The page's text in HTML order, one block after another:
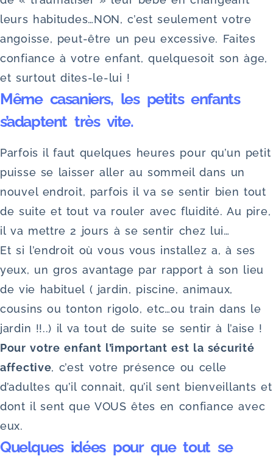
leurs habitudes…NON, c’est seulement votre
angoisse, peut-être un peu excessive. Faites
confiance à votre enfant, quelquesoit son àge,
et surtout dites-le-lui !
Même casaniers, les petits enfants
s’adaptent très vite.
Parfois il faut quelques heures pour qu’un petit
puisse se laisser aller au sommeil dans un
nouvel endroit, parfois il va se sentir bien tout
de suite et tout va rouler avec fluidité. Au pire,
il va mettre 2 jours à se sentir chez lui…
Et si l’endroit où vous vous installez a, à ses
yeux, un gros avantage par rapport à son lieu
de vie habituel ( jardin, piscine, animaux,
cousins ou tonton rigolo, etc…ou train dans le
jardin !!..) il va tout de suite se sentir à l’aise !
Pour votre enfant l’important est la sécurité
affective, c’est votre présence ou celle
d’adultes qu’il connait, qu’il sent bienveillants et
dont il sent que VOUS êtes en confiance avec
eux.
Quelques idées pour que tout se